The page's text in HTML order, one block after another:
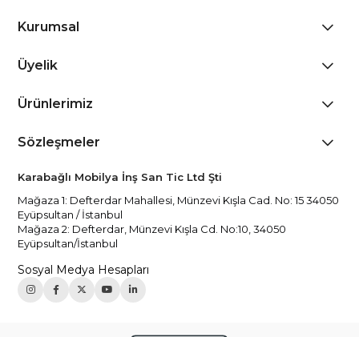
Kurumsal
Üyelik
Ürünlerimiz
Sözleşmeler
Karabağlı Mobilya İnş San Tic Ltd Şti
Mağaza 1: Defterdar Mahallesi, Münzevi Kışla Cad. No: 15 34050
Eyüpsultan / İstanbul
Mağaza 2: Defterdar, Münzevi Kışla Cd. No:10, 34050
Eyüpsultan/İstanbul
Sosyal Medya Hesapları